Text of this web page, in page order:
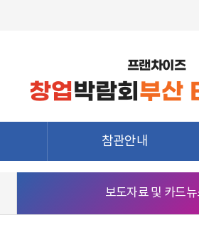
프랜차이즈
창업박람회 부산
참관안내
참가업체정보
보도자료 및 카드